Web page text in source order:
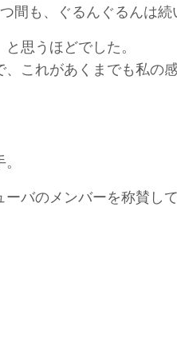
間も、ぐるんぐるんは続
思うほどでした。
、これがあくまでも私
バのメンバーを称賛し